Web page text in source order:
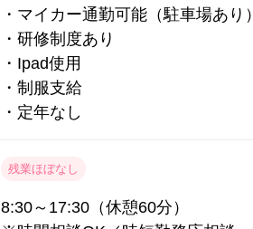
・マイカー通勤可能（駐車場あり）
・研修制度あり
・Ipad使用
・制服支給
・定年なし
残業ほぼなし
8:30～17:30（休憩60分）